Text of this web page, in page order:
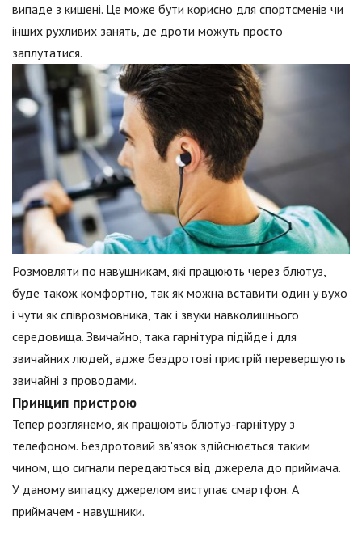
випаде з кишені. Це може бути корисно для спортсменів чи
інших рухливих занять, де дроти можуть просто
заплутатися.
Розмовляти по навушникам, які працюють через блютуз,
буде також комфортно, так як можна вставити один у вухо
і чути як співрозмовника, так і звуки навколишнього
середовища. Звичайно, така гарнітура підійде і для
звичайних людей, адже бездротові пристрій перевершують
звичайні з проводами.
Принцип пристрою
Тепер розглянемо, як працюють блютуз-гарнітуру з
телефоном. Бездротовий зв'язок здійснюється таким
чином, що сигнали передаються від джерела до приймача.
У даному випадку джерелом виступає смартфон. А
приймачем - навушники.